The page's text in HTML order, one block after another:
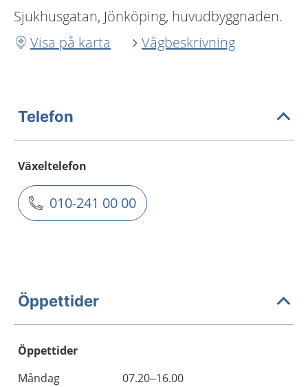
Sjukhusgatan, Jönköping, huvudbyggnaden.
Visa på karta
Vägbeskrivning
Telefon
Växeltelefon
010-241 00 00
Öppettider
Öppettider
Dag
Öppettider
Kommentarer
Måndag
07.20–16.00